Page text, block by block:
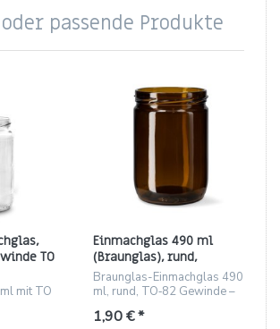
passende Produkte
TO
mit TO
zum
Einmachglas 490 ml
(Braunglas), rund,
Gewinde TO‑82
Braunglas-Einmachglas 490
ml, rund, TO‑82 Gewinde –
Kosmetik.
1,90 € *